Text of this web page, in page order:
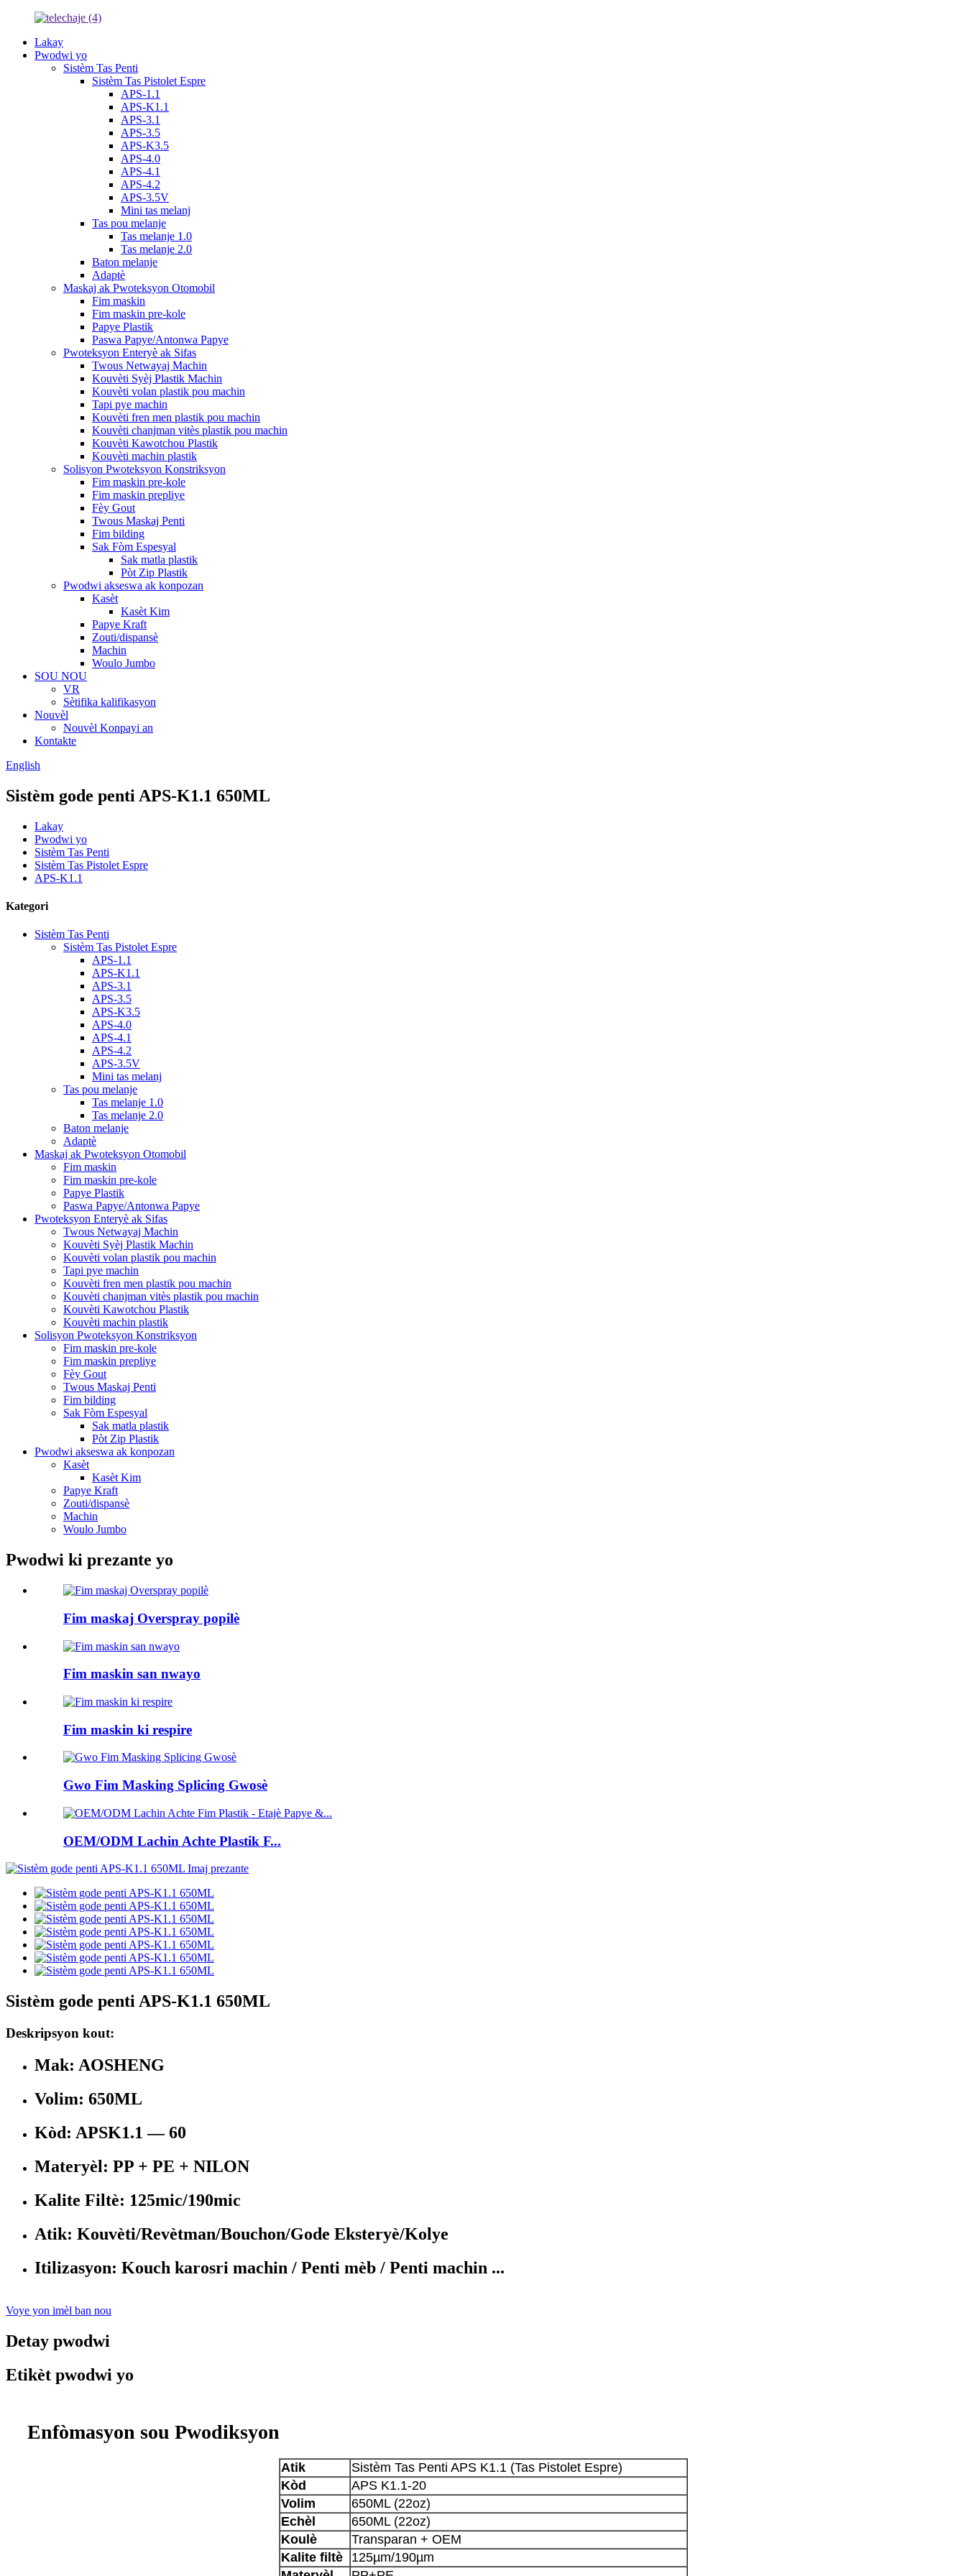
Lakay
Pwodwi yo
Sistèm Tas Penti
Sistèm Tas Pistolet Espre
APS-1.1
APS-K1.1
APS-3.1
APS-3.5
APS-K3.5
APS-4.0
APS-4.1
APS-4.2
APS-3.5V
Mini tas melanj
Tas pou melanje
Tas melanje 1.0
Tas melanje 2.0
Baton melanje
Adaptè
Maskaj ak Pwoteksyon Otomobil
Fim maskin
Fim maskin pre-kole
Papye Plastik
Paswa Papye/Antonwa Papye
Pwoteksyon Enteryè ak Sifas
Twous Netwayaj Machin
Kouvèti Syèj Plastik Machin
Kouvèti volan plastik pou machin
Tapi pye machin
Kouvèti fren men plastik pou machin
Kouvèti chanjman vitès plastik pou machin
Kouvèti Kawotchou Plastik
Kouvèti machin plastik
Solisyon Pwoteksyon Konstriksyon
Fim maskin pre-kole
Fim maskin prepliye
Fèy Gout
Twous Maskaj Penti
Fim bilding
Sak Fòm Espesyal
Sak matla plastik
Pòt Zip Plastik
Pwodwi akseswa ak konpozan
Kasèt
Kasèt Kim
Papye Kraft
Zouti/dispansè
Machin
Woulo Jumbo
SOU NOU
VR
Sètifika kalifikasyon
Nouvèl
Nouvèl Konpayi an
Kontakte
English
Sistèm gode penti APS-K1.1 650ML
Lakay
Pwodwi yo
Sistèm Tas Penti
Sistèm Tas Pistolet Espre
APS-K1.1
Kategori
Sistèm Tas Penti
Sistèm Tas Pistolet Espre
APS-1.1
APS-K1.1
APS-3.1
APS-3.5
APS-K3.5
APS-4.0
APS-4.1
APS-4.2
APS-3.5V
Mini tas melanj
Tas pou melanje
Tas melanje 1.0
Tas melanje 2.0
Baton melanje
Adaptè
Maskaj ak Pwoteksyon Otomobil
Fim maskin
Fim maskin pre-kole
Papye Plastik
Paswa Papye/Antonwa Papye
Pwoteksyon Enteryè ak Sifas
Twous Netwayaj Machin
Kouvèti Syèj Plastik Machin
Kouvèti volan plastik pou machin
Tapi pye machin
Kouvèti fren men plastik pou machin
Kouvèti chanjman vitès plastik pou machin
Kouvèti Kawotchou Plastik
Kouvèti machin plastik
Solisyon Pwoteksyon Konstriksyon
Fim maskin pre-kole
Fim maskin prepliye
Fèy Gout
Twous Maskaj Penti
Fim bilding
Sak Fòm Espesyal
Sak matla plastik
Pòt Zip Plastik
Pwodwi akseswa ak konpozan
Kasèt
Kasèt Kim
Papye Kraft
Zouti/dispansè
Machin
Woulo Jumbo
Pwodwi ki prezante yo
Fim maskaj Overspray popilè
Fim maskin san nwayo
Fim maskin ki respire
Gwo Fim Masking Splicing Gwosè
OEM/ODM Lachin Achte Plastik F...
Sistèm gode penti APS-K1.1 650ML
Deskripsyon kout:
Mak: AOSHENG
Volim: 650ML
Kòd: APSK1.1 — 60
Materyèl: PP + PE + NILON
Kalite Filtè: 125mic/190mic
Atik: Kouvèti/Revètman/Bouchon/Gode Eksteryè/Kolye
Itilizasyon: Kouch karosri machin / Penti mèb / Penti machin ...
Voye yon imèl ban nou
Detay pwodwi
Etikèt pwodwi yo
Enfòmasyon sou Pwodiksyon
Atik
Sistèm Tas Penti APS K1.1 (Tas Pistolet Espre)
Kòd
APS K1.1-20
Volim
650ML (22oz)
Echèl
650ML (22oz)
Koulè
Transparan + OEM
Kalite filtè
125µm/190µm